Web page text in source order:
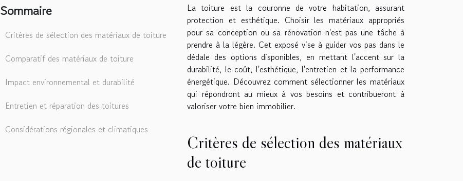
Sommaire
Critères de sélection des matériaux de toiture
Comparatif des matériaux de toiture
Impact environnemental et durabilité
Entretien et réparation des toitures
Considérations régionales et climatiques
La toiture est la couronne de votre habitation, assurant
protection et esthétique. Choisir les matériaux appropriés
pour sa conception ou sa rénovation n'est pas une tâche à
prendre à la légère. Cet exposé vise à guider vos pas dans le
dédale des options disponibles, en mettant l'accent sur la
durabilité, le coût, l'esthétique, l'entretien et la performance
énergétique. Découvrez comment sélectionner les matériaux
qui répondront au mieux à vos besoins et contribueront à
valoriser votre bien immobilier.
Critères de sélection des matériaux
de toiture